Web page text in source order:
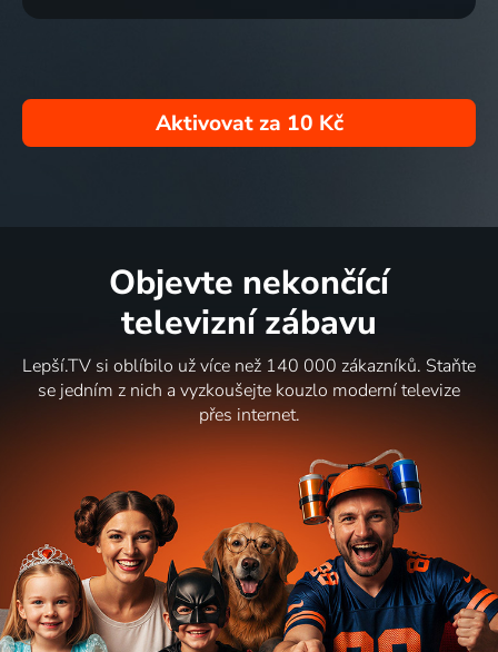
Aktivovat za 10 Kč
Objevte nekončící
televizní zábavu
Lepší.TV si oblíbilo už více než 140 000 zákazníků. Staňte
se jedním z nich a vyzkoušejte kouzlo moderní televize
přes internet.